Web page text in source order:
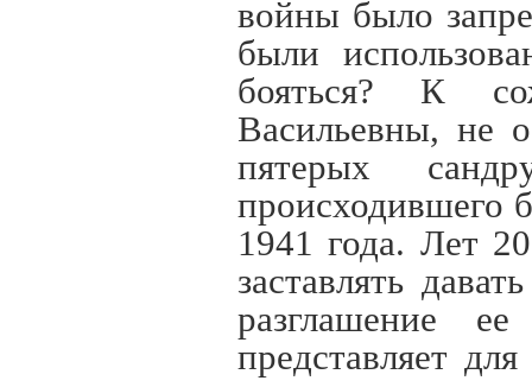
войны было
были
бояться? К
Васильевны, не
пятерых
происходившего
1941 года. Лет
заставлять
разглашение
представляет